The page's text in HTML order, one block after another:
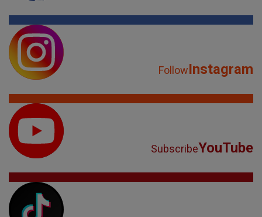
FollowInstagram
SubscribeYouTube